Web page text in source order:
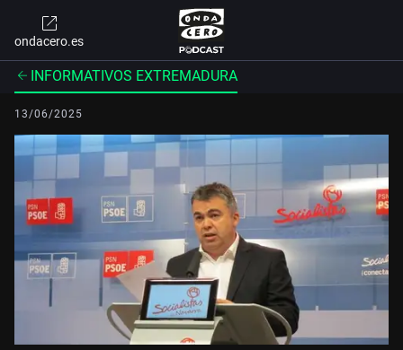
ondacero.es
INFORMATIVOS EXTREMADURA
13/06/2025